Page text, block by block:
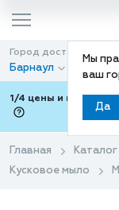
Мы
ваш
Да
Город доставки
Барнаул
1/4 цены и покупки
Главная Каталог
Кусковое мыло